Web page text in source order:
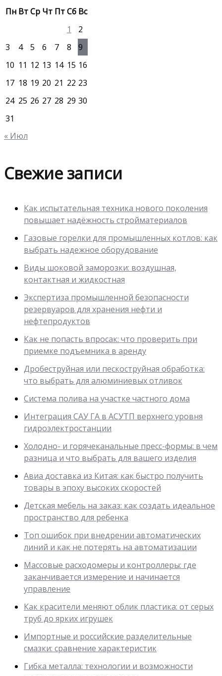
Пн ВтСр Чт ПтСб Вс
1
2
3
4 5 6 7 8
9
10 11 12 13 14 15 16
17 18 19 20 21 22 23
24 25 26 27 28 29 30
31
« Июл
Свежие записи
Как испытательная техника нового поколения
повышает надёжность стройматериалов
Газовые горелки для промышленных котлов: как
выбрать надежное оборудование
Виды шоковой заморозки: воздушная,
контактная и жидкостная
Экспертиза промышленной безопасности
резервуаров для хранения нефти и
нефтепродуктов
Как не попасть впросак: что проверить при
приемке подъемника в аренду
Дробеструйная или пескоструйная обработка:
что выбрать для алюминиевых отливок
Система полива на участке частного дома
Интеграция САУ ГА в АСУТП верхнего уровня
гидроэлектростанции
Холодно- и горячеканальные пресс-формы: в чем
разница и что выбрать для вашего изделия
Авиа доставка из Китая: как быстро получить
товары в эпоху высоких скоростей
Детская мебель на заказ: как создать идеальное
пространство для ребенка
Топ ошибок при внедрении автоматических
линий и как не потерять на автоматизации
Массовые расходомеры и контроллеры: где
заканчивается измерение и начинается
управление
Как красители меняют облик пластика: от серых
труб до ярких игрушек
Импортные и российские разделительные
смазки: сравнение характеристик
Гибка металла: технологии и возможности